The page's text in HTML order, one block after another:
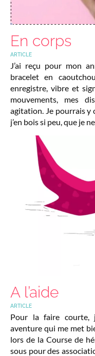
En corps
ARTICLE
J’ai reçu pour mon
bracelet en
enregistre, vibre et
mouvements, mes
agitation. Je pourrais y
j’en bois si peu, que je
A l’aide
ARTICLE
Pour la faire courte,
aventure qui me met
lors de la Course de
sous pour des